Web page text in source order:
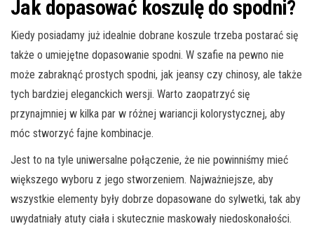
Jak dopasować koszulę do spodni?
Kiedy posiadamy już idealnie dobrane koszule trzeba postarać się
także o umiejętne dopasowanie spodni. W szafie na pewno nie
może zabraknąć prostych spodni, jak jeansy czy chinosy, ale także
tych bardziej eleganckich wersji. Warto zaopatrzyć się
przynajmniej w kilka par w różnej wariancji kolorystycznej, aby
móc stworzyć fajne kombinacje.
Jest to na tyle uniwersalne połączenie, że nie powinniśmy mieć
większego wyboru z jego stworzeniem. Najważniejsze, aby
wszystkie elementy były dobrze dopasowane do sylwetki, tak aby
uwydatniały atuty ciała i skutecznie maskowały niedoskonałości.